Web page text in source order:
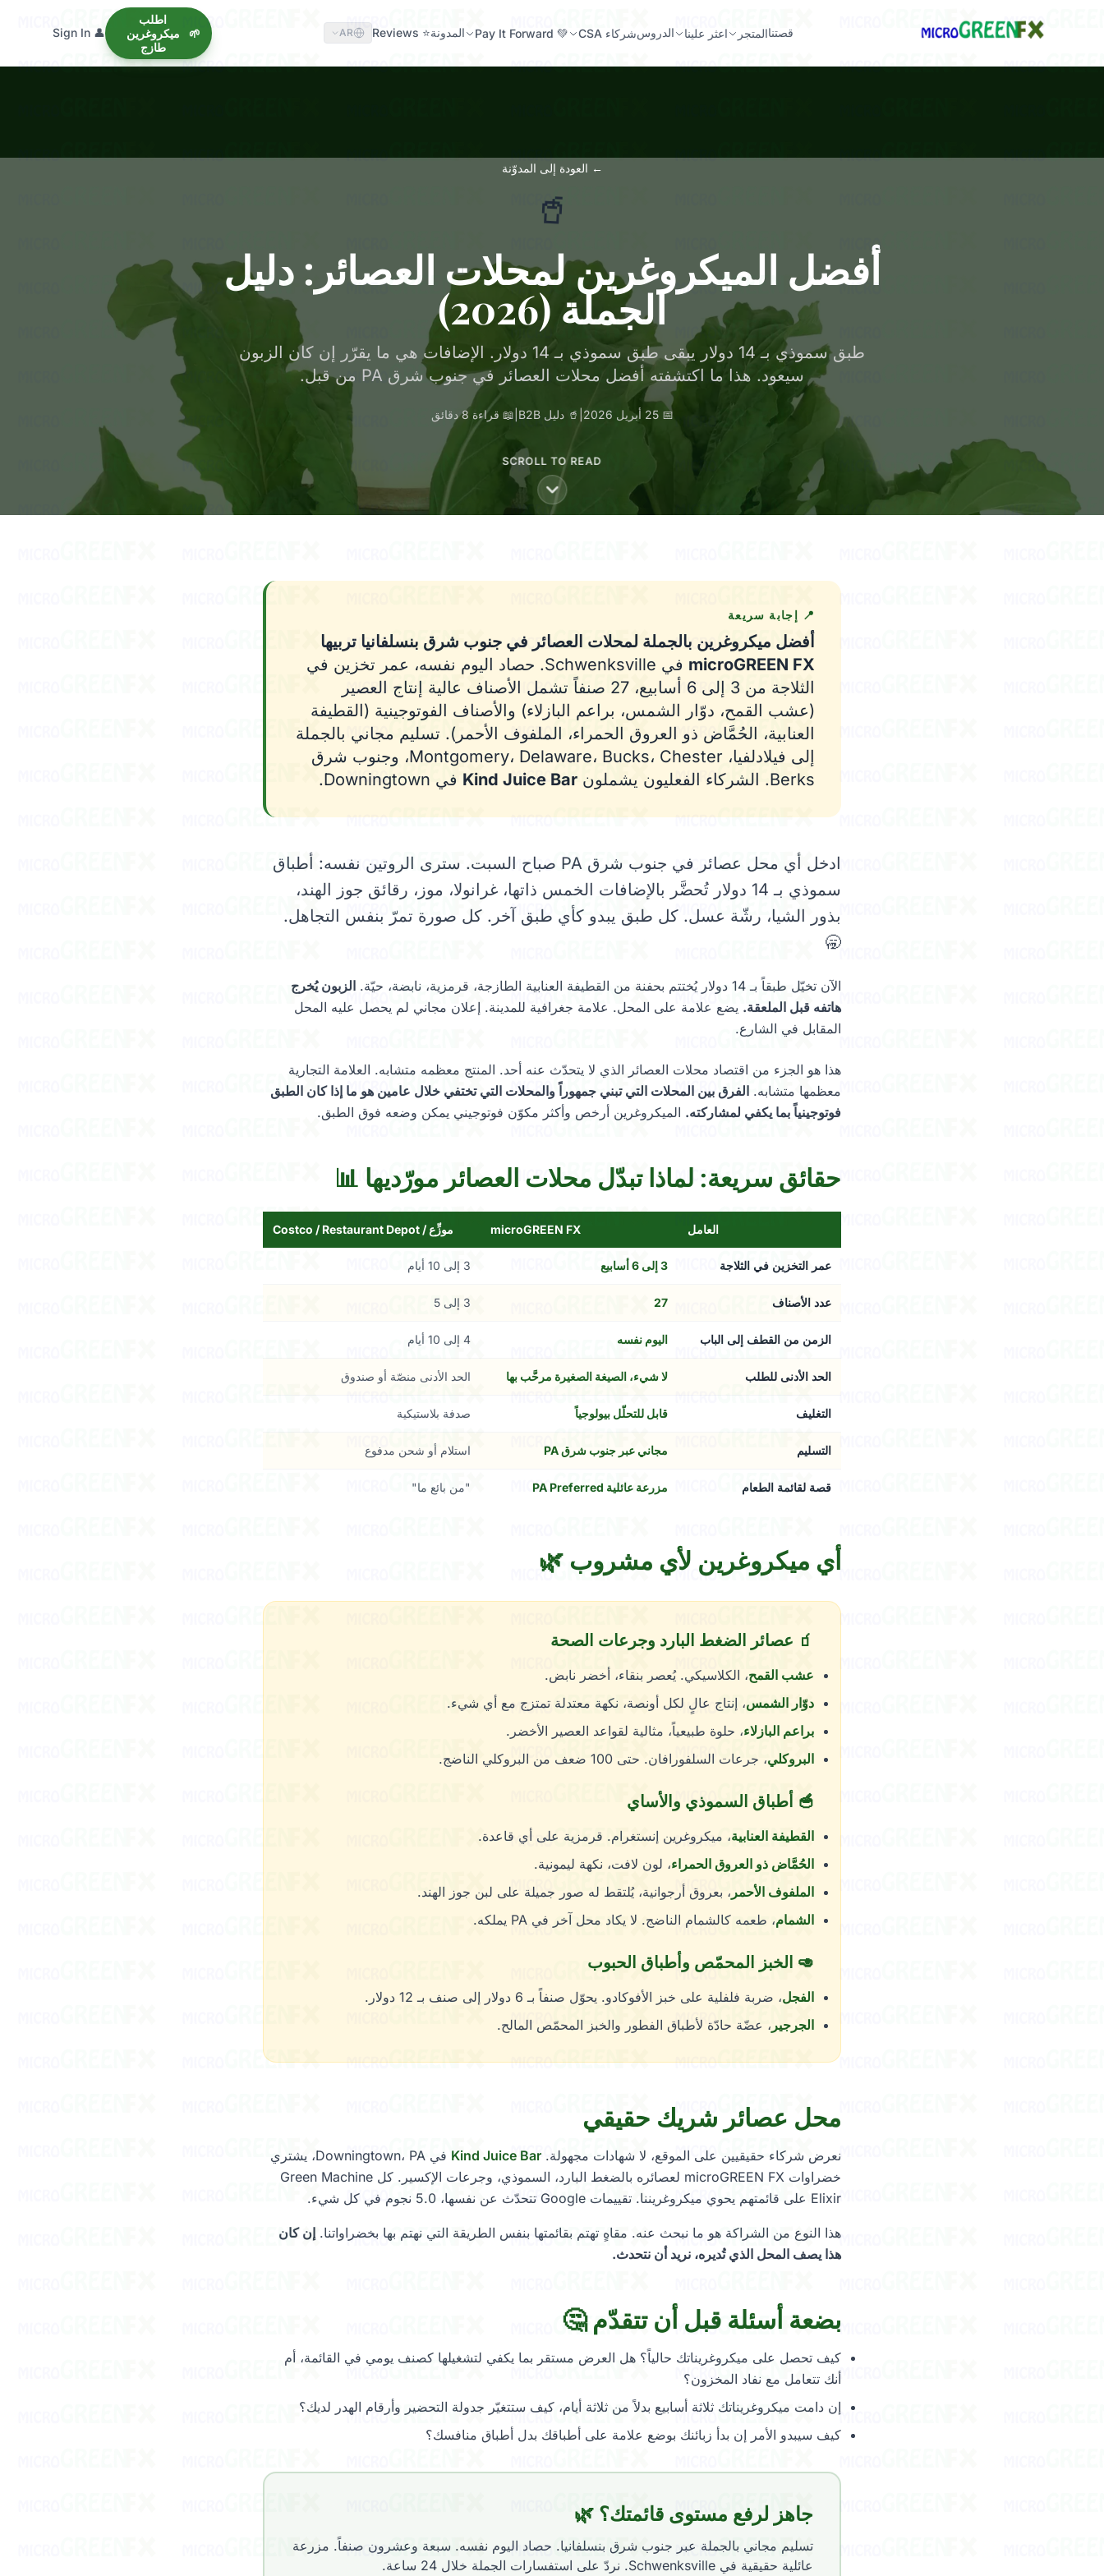
قصتناالمتجر اعثر علينا الدروسشركاء CSA 💚 Pay It Forward المدونة⭐ Reviews
AR
🌱
اطلب
ميكروغرين
طازج
👤 Sign In
← العودة إلى المدوّنة
🥤
أفضل الميكروغرين لمحلات العصائر: دليل
الجملة (2026)
طبق سموذي بـ 14 دولار يبقى طبق سموذي بـ 14 دولار. الإضافات هي ما يقرّر إن كان الزبون
سيعود. هذا ما اكتشفته أفضل محلات العصائر في جنوب شرق PA من قبل.
📅 25 أبريل 2026 🥤 دليل B2B 📖 قراءة 8 دقائق
SCROLL TO READ
📍 إجابة سريعة
أفضل ميكروغرين بالجملة لمحلات العصائر في جنوب شرق بنسلفانيا تربيها
microGREEN FX
في Schwenksville. حصاد اليوم نفسه، عمر تخزين في
الثلاجة من 3 إلى 6 أسابيع، 27 صنفاً تشمل الأصناف عالية إنتاج العصير
(عشب القمح، دوّار الشمس، براعم البازلاء) والأصناف الفوتوجينية (القطيفة
العنابية، الحُمَّاض ذو العروق الحمراء، الملفوف الأحمر). تسليم مجاني بالجملة
إلى فيلادلفيا، Montgomery، Delaware، Bucks، Chester، وجنوب شرق
Berks. الشركاء الفعليون يشملون
Kind Juice Bar في Downingtown.
ادخل أي محل عصائر في جنوب شرق PA صباح السبت. سترى الروتين نفسه: أطباق
سموذي بـ 14 دولار تُحضَّر بالإضافات الخمس ذاتها، غرانولا، موز، رقائق جوز الهند،
بذور الشيا، رشّة عسل. كل طبق يبدو كأي طبق آخر. كل صورة تمرّ بنفس التجاهل.
🥱
الآن تخيّل طبقاً بـ 14 دولار يُختتم بحفنة من القطيفة العنابية الطازجة، قرمزية، نابضة، حيّة.
الزبون يُخرج
هاتفه قبل الملعقة. يضع علامة على المحل. علامة جغرافية للمدينة. إعلان مجاني لم يحصل عليه المحل
المقابل في الشارع.
هذا هو الجزء من اقتصاد محلات العصائر الذي لا يتحدّث عنه أحد. المنتج معظمه متشابه. العلامة التجارية
معظمها متشابه. الفرق بين المحلات التي تبني جمهوراً والمحلات التي تختفي خلال عامين هو ما إذا كان الطبق
فوتوجينياً بما يكفي لمشاركته. الميكروغرين أرخص وأكثر مكوّن فوتوجيني يمكن وضعه فوق الطبق.
حقائق سريعة: لماذا تبدّل محلات العصائر مورّديها 📊
العامل microGREEN FX موزِّع / Costco / Restaurant Depot
عمر التخزين في الثلاجة 3 إلى 6 أسابيع 3 إلى 10 أيام
عدد الأصناف 27 3 إلى 5
الزمن من القطف إلى الباب اليوم نفسه 4 إلى 10 أيام
الحد الأدنى للطلب لا شيء، الصيغة الصغيرة مرحَّب بها الحد الأدنى منصّة أو صندوق
التغليف قابل للتحلّل بيولوجياً صدفة بلاستيكية
التسليم مجاني عبر جنوب شرق PA استلام أو شحن مدفوع
قصة لقائمة الطعام مزرعة عائلية PA Preferred "من بائع ما"
أي ميكروغرين لأي مشروب 🌿
🧃 عصائر الضغط البارد وجرعات الصحة
عشب القمح، الكلاسيكي. يُعصر بنقاء، أخضر نابض.
دوّار الشمس، إنتاج عالٍ لكل أونصة، نكهة معتدلة تمتزج مع أي شيء.
براعم البازلاء، حلوة طبيعياً، مثالية لقواعد العصير الأخضر.
البروكلي، جرعات السلفورافان. حتى 100 ضعف من البروكلي الناضج.
🥣 أطباق السموذي والأساي
القطيفة العنابية، ميكروغرين إنستغرام. قرمزية على أي قاعدة.
الحُمَّاض ذو العروق الحمراء، لون لافت، نكهة ليمونية.
الملفوف الأحمر ، بعروق أرجوانية، يُلتقط له صور جميلة على لبن جوز الهند.
الشمام، طعمه كالشمام الناضج. لا يكاد محل آخر في PA يملكه.
🥑 الخبز المحمّص وأطباق الحبوب
الفجل، ضربة فلفلية على خبز الأفوكادو. يحوّل صنفاً بـ 6 دولار إلى صنف بـ 12 دولار.
الجرجير ، عضّة حادّة لأطباق الفطور والخبز المحمّص المالح.
محل عصائر شريك حقيقي
نعرض شركاء حقيقيين على الموقع، لا شهادات مجهولة. Kind Juice Bar
في Downingtown، PA، يشتري
خضراوات microGREEN FX لعصائره بالضغط البارد، السموذي، وجرعات الإكسير. كل Green Machine
Elixir على قائمتهم يحوي ميكروغريننا. تقييمات Google تتحدّث عن نفسها، 5.0 نجوم في كل شيء.
هذا النوع من الشراكة هو ما نبحث عنه. مقاهٍ تهتم بقائمتها بنفس الطريقة التي نهتم بها بخضراواتنا. إن كان
هذا يصف المحل الذي تُديره، نريد أن نتحدث.
بضعة أسئلة قبل أن تتقدّم 🤔
كيف تحصل على ميكروغريناتك حالياً؟ هل العرض مستقر بما يكفي لتشغيلها كصنف يومي في القائمة، أم
أنك تتعامل مع نفاد المخزون؟
إن دامت ميكروغريناتك ثلاثة أسابيع بدلاً من ثلاثة أيام، كيف ستتغيّر جدولة التحضير وأرقام الهدر لديك؟
كيف سيبدو الأمر إن بدأ زبائنك بوضع علامة على أطباقك بدل أطباق منافسك؟
جاهز لرفع مستوى قائمتك؟ 🌿
تسليم مجاني بالجملة عبر جنوب شرق بنسلفانيا. حصاد اليوم نفسه. سبعة وعشرون صنفاً. مزرعة
عائلية حقيقية في Schwenksville. نردّ على استفسارات الجملة خلال 24 ساعة.